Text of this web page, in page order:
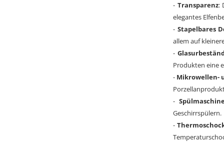
- Transparenz:
elegantes
- Stapelbares
allem auf
-
Produkten eine
- Mikrowellen-
-
Geschirrspülern.
-